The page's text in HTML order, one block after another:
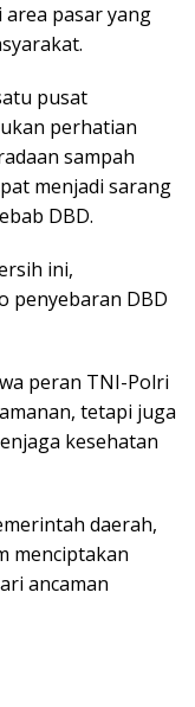
pasar yang
pusat
perhatian
sampah
menjadi sarang
DBD.
ini,
penyebaran DBD
peran TNI-Polri
tetapi juga
kesehatan
daerah,
menciptakan
ancaman